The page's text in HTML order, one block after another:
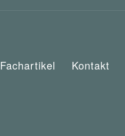
Fachartikel Kontakt